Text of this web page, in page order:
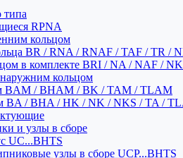
типа
RPNA
кольцом
BR / RNA / RNAF / TAF / TR /
в комплекте BRI / NA / NAF /
кольцом
BAM / BHAM / BK / TAM / TLAM
BA / BHA / HK / NK / NKS / TA /
и узлы в сборе
UC...BHTS
узлы в сборе UCP...BHTS